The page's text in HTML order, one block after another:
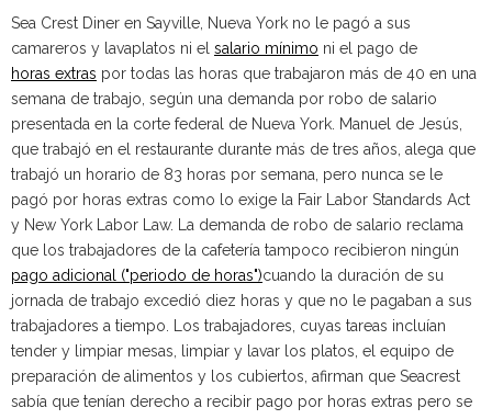
Sea Crest Diner en Sayville, Nueva York no le pagó a sus
camareros y lavaplatos ni el salario mínimo ni el pago de
horas extras por todas las horas que trabajaron más de 40 en una
semana de trabajo, según una demanda por robo de salario
presentada en la corte federal de Nueva York. Manuel de Jesús,
que trabajó en el restaurante durante más de tres años, alega que
trabajó un horario de 83 horas por semana, pero nunca se le
pagó por horas extras como lo exige la Fair Labor Standards Act
y New York Labor Law. La demanda de robo de salario reclama
que los trabajadores de la cafetería tampoco recibieron ningún
pago adicional ("periodo de horas")cuando la duración de su
jornada de trabajo excedió diez horas y que no le pagaban a sus
trabajadores a tiempo. Los trabajadores, cuyas tareas incluían
tender y limpiar mesas, limpiar y lavar los platos, el equipo de
preparación de alimentos y los cubiertos, afirman que Seacrest
sabía que tenían derecho a recibir pago por horas extras pero se